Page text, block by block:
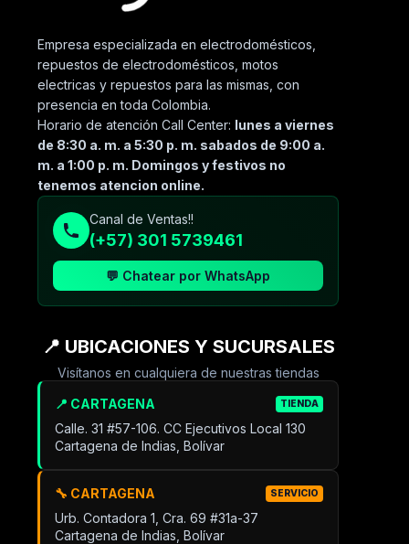
Empresa especializada en electrodomésticos,
repuestos de electrodomésticos, motos
electricas y repuestos para las mismas, con
presencia en toda Colombia.
Horario de atención Call Center: lunes a viernes
de 8:30 a. m. a 5:30 p. m. sabados de 9:00 a.
m. a 1:00 p. m. Domingos y festivos no
tenemos atencion online.
Canal de Ventas!!
(+57) 301 5739461
💬 Chatear por WhatsApp
📍 UBICACIONES Y SUCURSALES
Visítanos en cualquiera de nuestras tiendas
📍 CARTAGENA TIENDA
Calle. 31 #57-106. CC Ejecutivos Local 130
Cartagena de Indias, Bolívar
🔧 CARTAGENA SERVICIO
Urb. Contadora 1, Cra. 69 #31a-37
Cartagena de Indias, Bolívar